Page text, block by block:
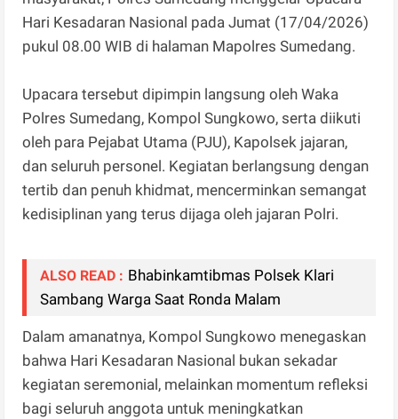
Hari Kesadaran Nasional pada Jumat (17/04/2026)
pukul 08.00 WIB di halaman Mapolres Sumedang.
Upacara tersebut dipimpin langsung oleh Waka
Polres Sumedang, Kompol Sungkowo, serta diikuti
oleh para Pejabat Utama (PJU), Kapolsek jajaran,
dan seluruh personel. Kegiatan berlangsung dengan
tertib dan penuh khidmat, mencerminkan semangat
kedisiplinan yang terus dijaga oleh jajaran Polri.
ALSO READ : Bhabinkamtibmas Polsek Klari
Sambang Warga Saat Ronda Malam
Dalam amanatnya, Kompol Sungkowo menegaskan
bahwa Hari Kesadaran Nasional bukan sekadar
kegiatan seremonial, melainkan momentum refleksi
bagi seluruh anggota untuk meningkatkan